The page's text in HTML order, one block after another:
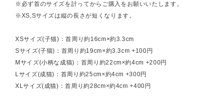
※必ず首のサイズを計ってからご購入をお願いいたします。
※XS,Sサイズは縦の長さが短くなります。
XSサイズ(子猫)：首周り約16cm×約3.3cm
Sサイズ(子猫)：首周り約19cm×約3.3cm +100円
Mサイズ(小柄な成猫)：首周り約22cm×約4cm +200円
Lサイズ(成猫)：首周り約25cm×約4cm +300円
XLサイズ(成猫)：首周り約28cm×約4cm +400円